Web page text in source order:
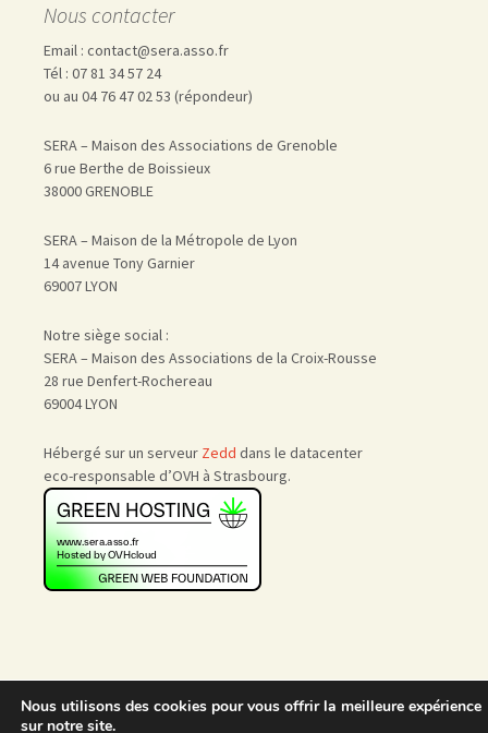
Nous contacter
Email : contact@sera.asso.fr
Tél : 07 81 34 57 24
ou au 04 76 47 02 53 (répondeur)
SERA – Maison des Associations de Grenoble
6 rue Berthe de Boissieux
38000 GRENOBLE
SERA – Maison de la Métropole de Lyon
14 avenue Tony Garnier
69007 LYON
Notre siège social :
SERA – Maison des Associations de la Croix-Rousse
28 rue Denfert-Rochereau
69004 LYON
Hébergé sur un serveur Zedd dans le datacenter
eco-responsable d’OVH à Strasbourg.
Accueil | Nous rejoindre
Nous utilisons des cookies pour vous offrir la meilleure expérience
sur notre site.